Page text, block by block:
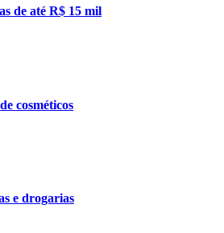
de até R$ 15 mil
cosméticos
e drogarias